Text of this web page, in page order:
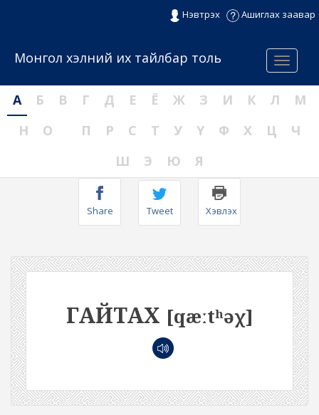
Нэвтрэх Ашиглах заавар
Menu
Монгол хэлний их тайлбар толь
А Б В Г Д Е Ё Ж З И К Л
М
Н
О П Р С Т У Ү Ф Х Ц
Ч
Ш
Э Ю Я
Share Tweet Хэвлэх
ГАЙТАХ [qæːtʰəχ]